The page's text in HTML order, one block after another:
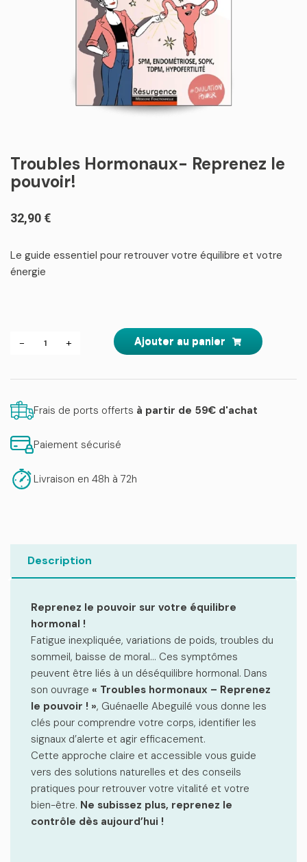
Troubles Hormonaux- Reprenez le
pouvoir!
32,90 €
Le guide essentiel pour retrouver votre équilibre et votre
énergie
- de
le
+ Ajouter au panier
Frais de ports offerts à partir de 59€ d'achat
Paiement sécurisé
Livraison en 48h à 72h
Description
Reprenez le pouvoir sur votre équilibre
hormonal !
Fatigue inexpliquée, variations de poids, troubles du
sommeil, baisse de moral… Ces symptômes
peuvent être liés à un déséquilibre hormonal. Dans
son ouvrage « Troubles hormonaux – Reprenez
le pouvoir ! », Guénaelle Abeguilé vous donne les
clés pour comprendre votre corps, identifier les
signaux d’alerte et agir efficacement.
Cette approche claire et accessible vous guide
vers des solutions naturelles et des conseils
pratiques pour retrouver votre vitalité et votre
bien-être. Ne subissez plus, reprenez le
contrôle dès aujourd’hui !